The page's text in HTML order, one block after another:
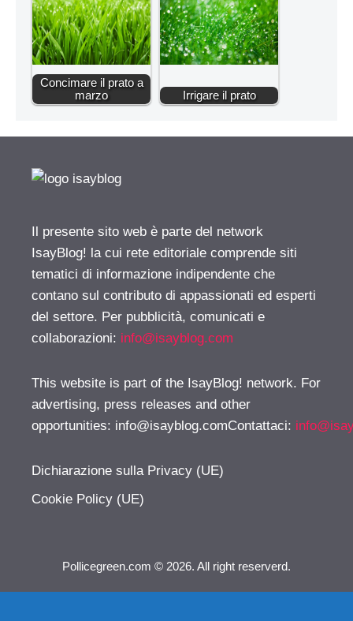
Concimare il prato a
marzo
Irrigare il prato
Il presente sito web è parte del network
IsayBlog! la cui rete editoriale comprende siti
tematici di informazione indipendente che
contano sul contributo di appassionati ed esperti
del settore. Per pubblicità, comunicati e
collaborazioni: info@isayblog.com
This website is part of the IsayBlog! network. For
advertising, press releases and other
opportunities: info@isayblog.comContattaci:
Dichiarazione sulla Privacy (UE)
Cookie Policy (UE)
Pollicegreen.com © 2026. All right reserverd.